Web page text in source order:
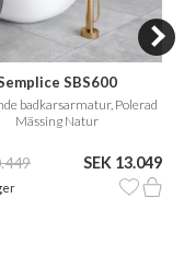
SBS600
badkarsarmatur, Polerad
Mässing Natur
SEK 13.049